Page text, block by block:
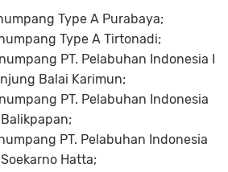
Type A Purabaya;
Type A Tirtonadi;
PT. Pelabuhan Indonesia I
Balai Karimun;
PT. Pelabuhan Indonesia
PT. Pelabuhan Indonesia
Hatta;